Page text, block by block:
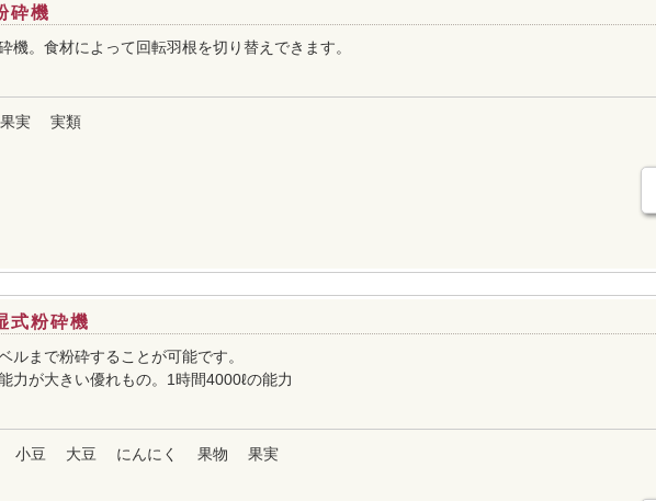
砕機
機。食材によって回転羽根を切り替えできます。
果実
実類
式粉砕機
ルまで粉砕することが可能です。
力が大きい優れもの。1時間4000ℓの能力
小豆 大豆 にんにく 果物
果実